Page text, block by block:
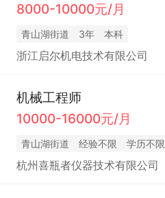
8000-10000元/月
青山湖街道 3年 本科
浙江启尔机电技术有限公司
机械工程师
10000-16000元/月
青山湖街道 经验不限 学历不限
杭州喜瓶者仪器技术有限公司